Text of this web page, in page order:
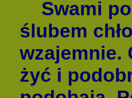
Swami
ślubem
wzajemnie.
żyć i